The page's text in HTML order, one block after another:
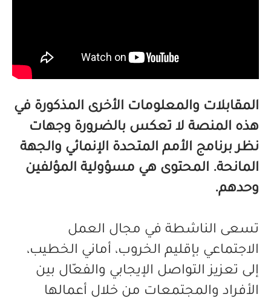
المقابلات والمعلومات الأخرى المذكورة في
هذه المنصة لا تعكس بالضرورة وجهات
نظر برنامج الأمم المتحدة الإنمائي والجهة
المانحة. المحتوى هي مسؤولية المؤلفين
وحدهم.
تسعى الناشطة في مجال العمل
الاجتماعي بإقليم الخروب، أماني الخطيب،
إلى تعزيز التواصل الإيجابي والفعّال بين
الأفراد والمجتمعات من خلال أعمالها